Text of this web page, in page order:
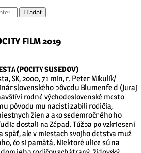
FILM 2019
(POCITY SUSEDOV)
SK, 2000, 71 min, r. Peter Mikulík/
slovenského pôvodu Blumenfeld (Juraj
rodné východoslovenské mesto
pôvodu mu nacisti zabili rodičia,
žien a ako sedemročného ho
dostali na Západ. Túžba po vzkriesení
späť, ale v miestach svojho detstva muž
čo si pamätá. Niektoré ulice sú na